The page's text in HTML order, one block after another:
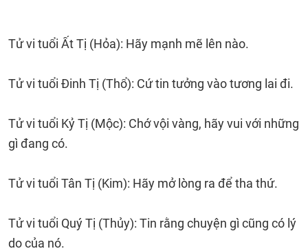
Tử vi tuổi Ất Tị (Hỏa): Hãy mạnh mẽ lên nào.
Tử vi tuổi Đinh Tị (Thổ): Cứ tin tưởng vào tương lai đi.
Tử vi tuổi Kỷ Tị (Mộc): Chớ vội vàng, hãy vui với những
gì đang có.
Tử vi tuổi Tân Tị (Kim): Hãy mở lòng ra để tha thứ.
Tử vi tuổi Quý Tị (Thủy): Tin rằng chuyện gì cũng có lý
do của nó.